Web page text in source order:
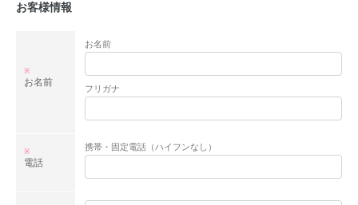
お客様情報
お名前
※
お名前
フリガナ
電話
※ 携帯・固定電話（ハイフンなし）